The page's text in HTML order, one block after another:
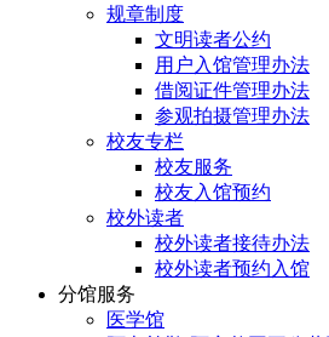
规章制度
文明读者公约
用户入馆管理办法
借阅证件管理办法
参观拍摄管理办法
校友专栏
校友服务
校友入馆预约
校外读者
校外读者接待办法
校外读者预约入馆
分馆服务
医学馆